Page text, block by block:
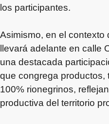
los participantes.
Asimismo, en el contexto
llevará adelante en calle
una destacada
que congrega productos,
100% rionegrinos,
productiva del territorio